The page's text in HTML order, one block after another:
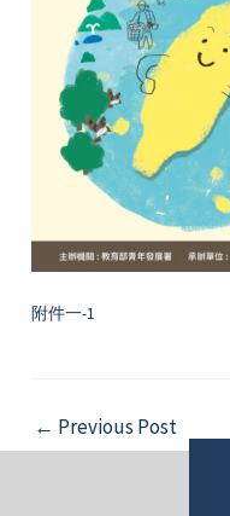
附件一-1
Post
navigation
← Previous Post